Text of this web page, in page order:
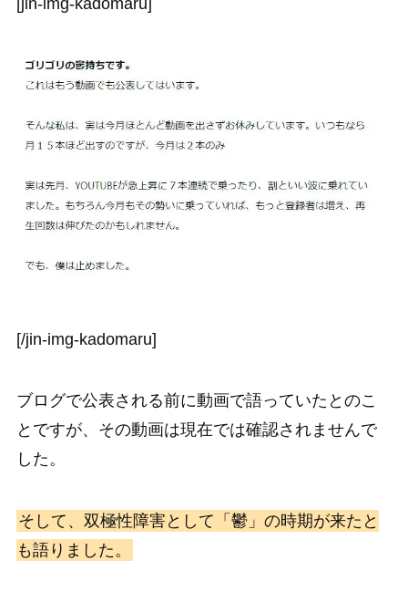
[/jin-img-kadomaru]
ブログで公表される前に動画で語っていたとのこ
とですが、その動画は現在では確認されませんで
した。
そして、双極性障害として「鬱」の時期が来たと
も語りました。